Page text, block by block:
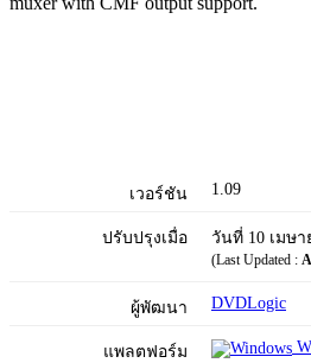
เวอร์ชัน 1.09
ปรับปรุงเมื่อ วันที่ 10 เมษา
(Last Updated :
ผู้พัฒนา DVDLogic
แพลตฟอร์ม